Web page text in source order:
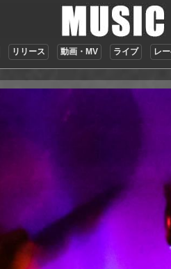
リリース 動画・MV ライブ レ